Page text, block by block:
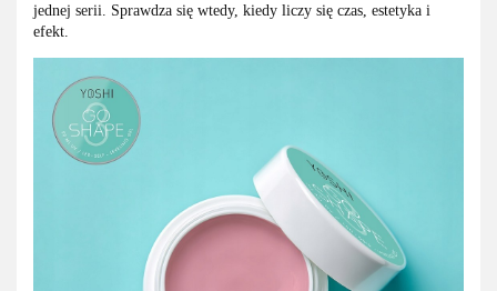
jednej serii. Sprawdza się wtedy, kiedy liczy się czas, estetyka i
efekt.